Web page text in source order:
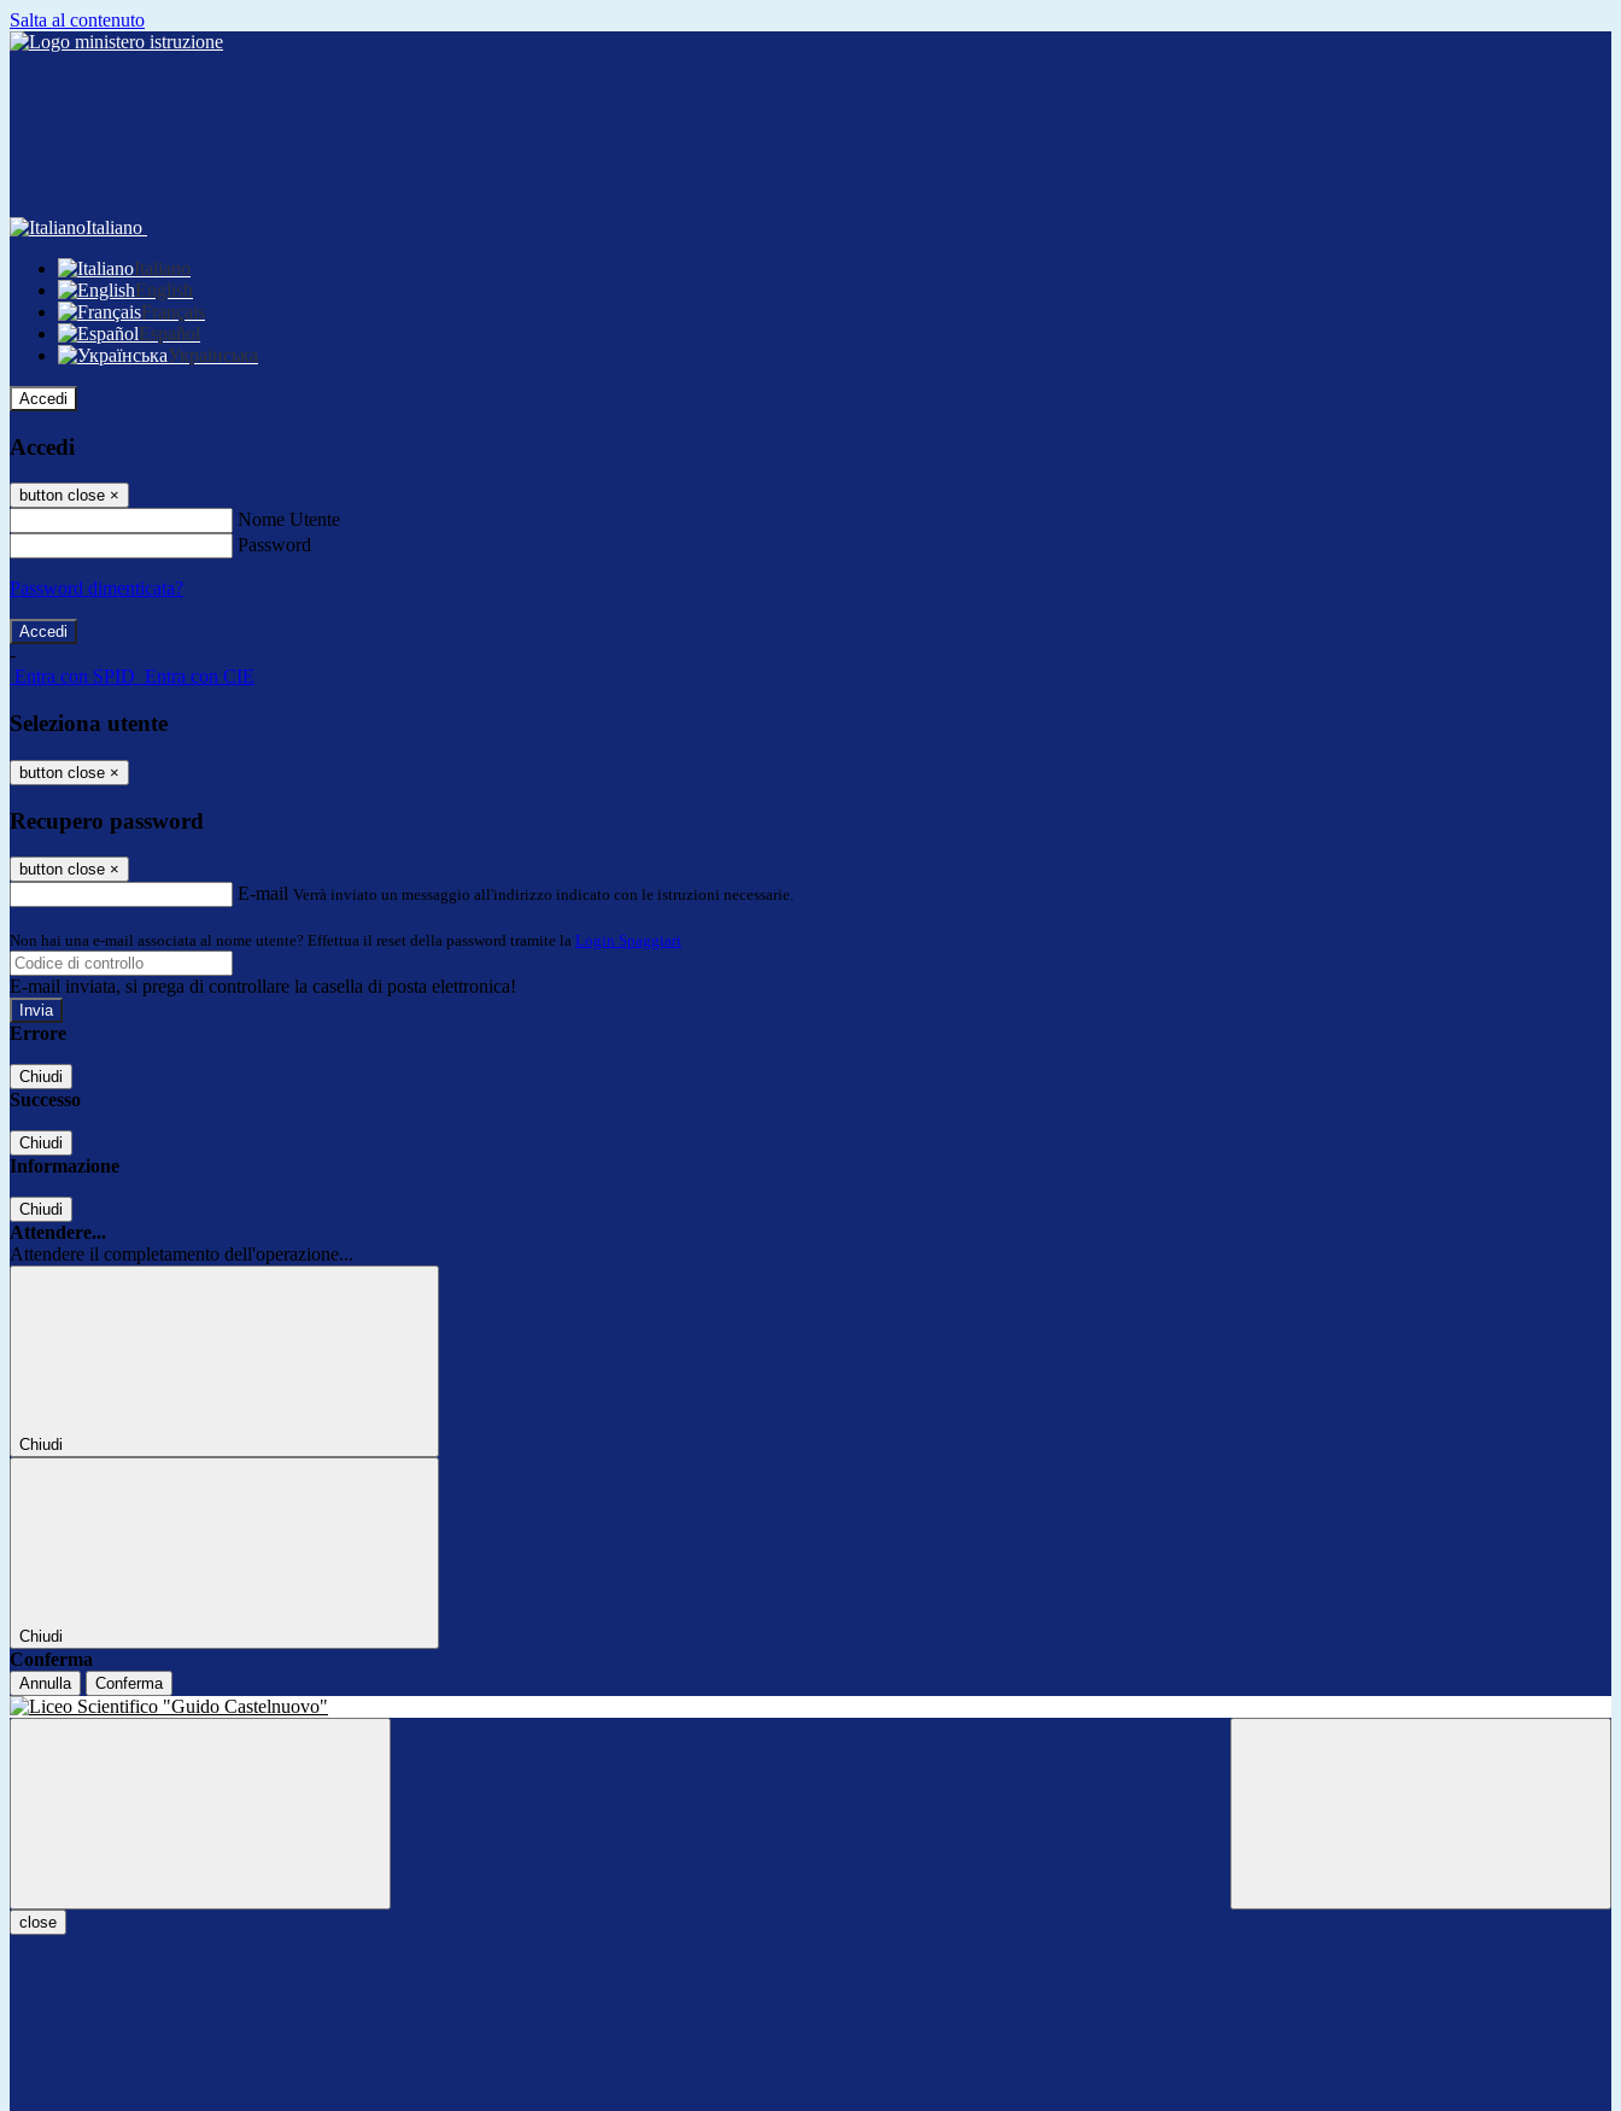
Salta al contenuto
Italiano
Italiano
English
Français
Español
Українська
Accedi
Accedi
button close ×
Nome Utente
Password
Password dimenticata?
-
Entra con SPID Entra con CIE
Seleziona utente
button close ×
Recupero password
button close ×
E-mail Verrà inviato un messaggio all'indirizzo indicato con le istruzioni necessarie.
Non hai una e-mail associata al nome utente? Effettua il reset della password tramite la Login Spaggiari
E-mail inviata, si prega di controllare la casella di posta elettronica!
Errore
Chiudi
Successo
Chiudi
Informazione
Chiudi
Attendere...
Attendere il completamento dell'operazione...
Chiudi
Chiudi
Conferma
Annulla Conferma
close